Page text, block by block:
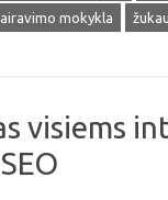
mokykla
visiems